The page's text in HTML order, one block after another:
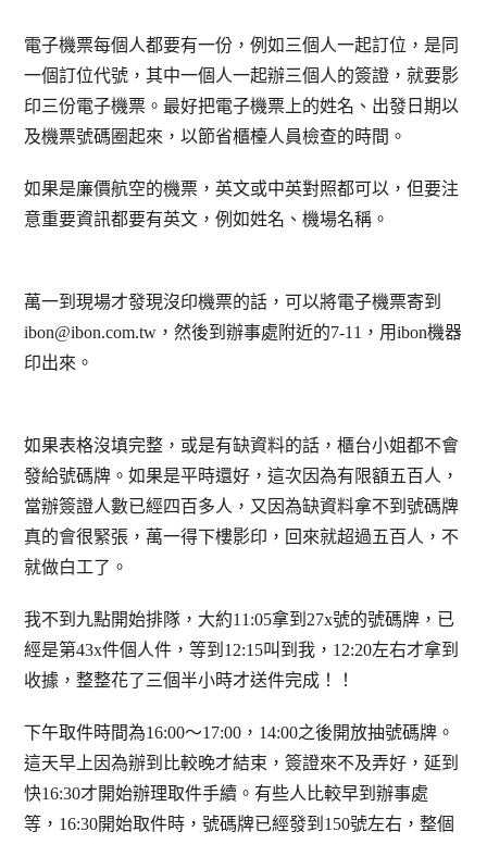
電子機票每個人都要有一份，例如三個人一起訂位，是同
一個訂位代號，其中一個人一起辦三個人的簽證，就要影
印三份電子機票。最好把電子機票上的姓名、出發日期以
及機票號碼圈起來，以節省櫃檯人員檢查的時間。
如果是廉價航空的機票，英文或中英對照都可以，但要注
意重要資訊都要有英文，例如姓名、機場名稱。
萬一到現場才發現沒印機票的話，可以將電子機票寄到
ibon@ibon.com.tw，然後到辦事處附近的7-11，用ibon機器
印出來。
如果表格沒填完整，或是有缺資料的話，櫃台小姐都不會
發給號碼牌。如果是平時還好，這次因為有限額五百人，
當辦簽證人數已經四百多人，又因為缺資料拿不到號碼牌
真的會很緊張，萬一得下樓影印，回來就超過五百人，不
就做白工了。
我不到九點開始排隊，大約11:05拿到27x號的號碼牌，已
經是第43x件個人件，等到12:15叫到我，12:20左右才拿到
收據，整整花了三個半小時才送件完成！！
下午取件時間為16:00～17:00，14:00之後開放抽號碼牌。
這天早上因為辦到比較晚才結束，簽證來不及弄好，延到
快16:30才開始辦理取件手續。有些人比較早到辦事處
等，16:30開始取件時，號碼牌已經發到150號左右，整個